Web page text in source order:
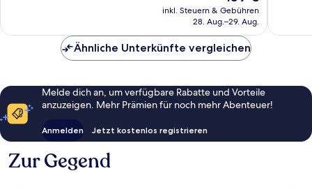
Preis
beträgt
inkl. Steuern & Gebühren
28. Aug.–29. Aug.
Ähnliche Unterkünfte vergleichen
Melde dich an, um verfügbare Rabatte und Vorteile
anzuzeigen. Mehr Prämien für noch mehr Abenteuer!
Anmelden Jetzt kostenlos registrieren
Zur Gegend